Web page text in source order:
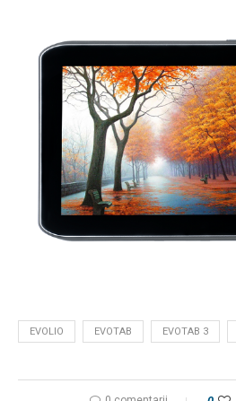
EVOLIO EVOTAB EVOTAB 3